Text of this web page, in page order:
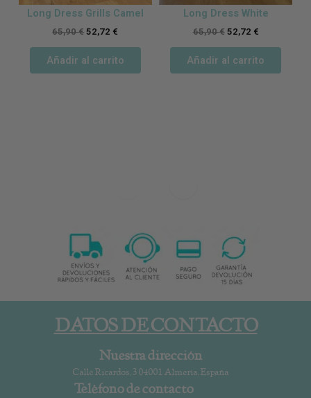
Long Dress Grills Camel
65,90€ 52,72 €
Añadir al carrito
Long Dress White
65,90€ 52,72 €
Añadir al carrito
DATOS DE CONTACTO
Nuestra dirección
Calle Ricardos, 3 04001 Almería, España
Teléfono de contacto